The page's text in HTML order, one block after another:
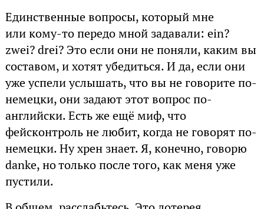
Единственные вопросы, который мне
или кому-то передо мной задавали: ein?
zwei? drei? Это если они не поняли, каким вы
составом, и хотят убедиться. И да, если они
уже успели услышать, что вы не говорите по-
немецки, они задают этот вопрос по-
английски. Есть же ещё миф, что
фейсконтроль не любит, когда не говорят по-
немецки. Ну хрен знает. Я, конечно, говорю
danke, но только после того, как меня уже
пустили.